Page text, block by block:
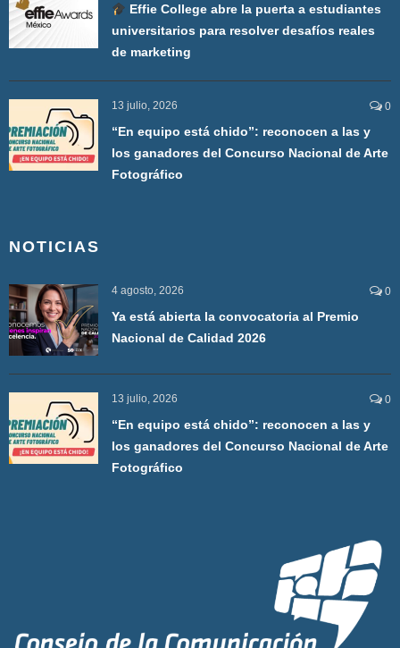
Effie College abre la puerta a estudiantes
universitarios para resolver desafíos reales
de marketing
13 julio, 2026 0
“En equipo está chido”: reconocen a las y
los ganadores del Concurso Nacional de Arte
Fotográfico
NOTICIAS
4 agosto, 2026 0
Ya está abierta la convocatoria al Premio
Nacional de Calidad 2026
13 julio, 2026 0
“En equipo está chido”: reconocen a las y
los ganadores del Concurso Nacional de Arte
Fotográfico